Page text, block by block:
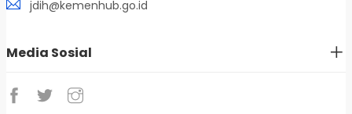
jdih@kemenhub.go.id
Media Sosial